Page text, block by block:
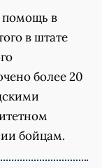
помощь в
в штате
более 20
бойцам.